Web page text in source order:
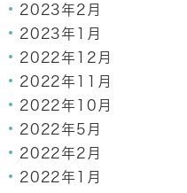
2023年2月
2023年1月
2022年12月
2022年11月
2022年10月
2022年5月
2022年2月
2022年1月